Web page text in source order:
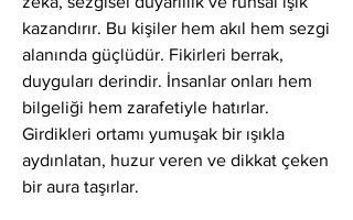
kazandırır. Bu kişiler hem akıl hem sezgi
alanında güçlüdür. Fikirleri berrak,
duyguları derindir. İnsanlar onları hem
bilgeliği hem zarafetiyle hatırlar.
Girdikleri ortamı yumuşak bir ışıkla
aydınlatan, huzur veren ve dikkat çeken
bir aura taşırlar.